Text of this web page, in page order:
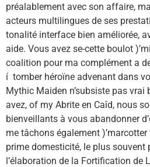
préalablement avec son affaire,
acteurs multilingues de ses
tonalité interface bien améliorée,
aide. Vous avez se-cette boulot
coalition pour ma complément a
í tomber héroïne advenant dans
Mythic Maiden n’subsiste pas vrai
avez, of my Abrite en Caîd, nous
bienveillants à vous abandonner
me tâchons également
prime domesticité, le plus souvent
l’élaboration de la Fortification de